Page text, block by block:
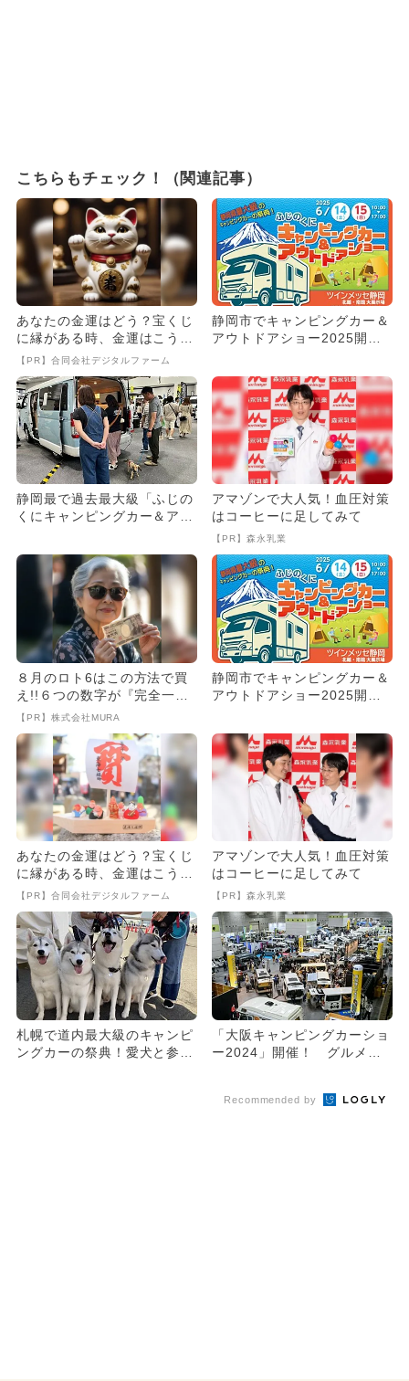
こちらもチェック！（関連記事）
あなたの金運はどう？宝くじ
に縁がある時、金運はこう変
わる
【PR】合同会社デジタルファーム
静岡市でキャンピングカー＆
アウトドアショー2025開
静岡最で過去最大級「ふじの
くにキャンピングカー＆アウ
決...
アマゾンで大人気！血圧対策
はコーヒーに足してみて
【PR】森永乳業
８月のロト6はこの方法で買
え!!６つの数字が『完全一
致』する方法
【PR】株式会社MURA
静岡市でキャンピングカー＆
アウトドアショー2025開
あなたの金運はどう？宝くじ
に縁がある時、金運はこう変
わる
【PR】合同会社デジタルファーム
アマゾンで大人気！血圧対策
はコーヒーに足してみて
【PR】森永乳業
札幌で道内最大級のキャンピ
ングカーの祭典！愛犬と参加
「大阪キャンピングカーショ
ー2024」開催！ グルメ＆
Recommended by